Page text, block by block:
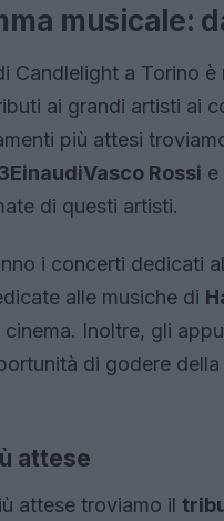
musicale:
Candlelight a Torino
ai grandi artisti ai
più attesi
EinaudiVasco Rossi e
di questi artisti.
i concerti dedicati
alle musiche di
Inoltre, gli
di godere
attese
attese troviamo il